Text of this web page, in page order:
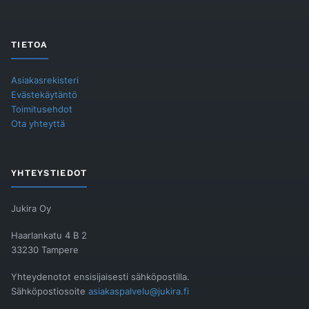
TIETOA
Asiakasrekisteri
Evästekäytäntö
Toimitusehdot
Ota yhteyttä
YHTEYSTIEDOT
Jukira Oy
Haarlankatu 4 B 2
33230 Tampere
Yhteydenotot ensisijaisesti sähköpostilla.
Sähköpostiosoite asiakaspalvelu@jukira.fi